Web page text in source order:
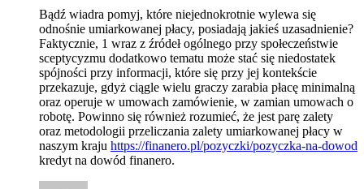
Bądź wiadra pomyj, które niejednokrotnie wylewa się
odnośnie umiarkowanej płacy, posiadają jakieś uzasadnienie?
Faktycznie, 1 wraz z źródeł ogólnego przy społeczeństwie
sceptycyzmu dodatkowo tematu może stać się niedostatek
spójności przy informacji, które się przy jej kontekście
przekazuje, gdyż ciągle wielu graczy zarabia płacę minimalną
oraz operuje w umowach zamówienie, w zamian umowach o
robotę. Powinno się również rozumieć, że jest parę zalety
oraz metodologii przeliczania zalety umiarkowanej płacy w
naszym kraju https://finanero.pl/pozyczki/pozyczka-na-dowod
kredyt na dowód finanero.